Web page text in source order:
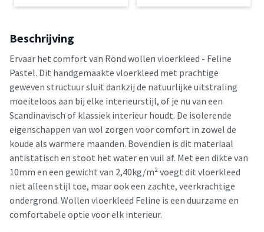
Beschrijving
Ervaar het comfort van Rond wollen vloerkleed - Feline
Pastel. Dit handgemaakte vloerkleed met prachtige
geweven structuur sluit dankzij de natuurlijke uitstraling
moeiteloos aan bij elke interieurstijl, of je nu van een
Scandinavisch of klassiek interieur houdt. De isolerende
eigenschappen van wol zorgen voor comfort in zowel de
koude als warmere maanden. Bovendien is dit materiaal
antistatisch en stoot het water en vuil af. Met een dikte van
10mm en een gewicht van 2,40kg/m² voegt dit vloerkleed
niet alleen stijl toe, maar ook een zachte, veerkrachtige
ondergrond. Wollen vloerkleed Feline is een duurzame en
comfortabele optie voor elk interieur.